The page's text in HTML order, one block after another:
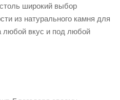
широкий выбор
из натурального камня для
любой вкус и под любой